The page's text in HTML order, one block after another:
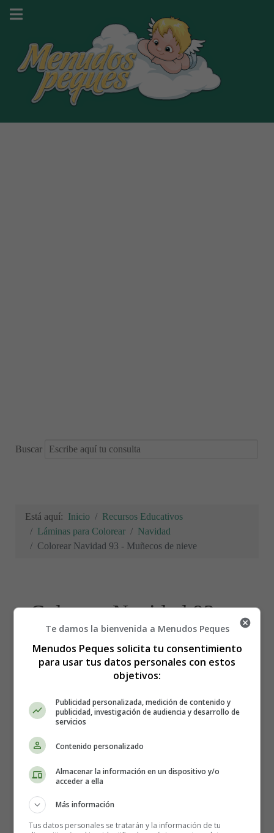
Buscar
Está aquí: Inicio
Recursos Educativos
Láminas para Colorear
Navidad
Colorear Navidad 93 - Muñecos de nieve
Colorear Navidad 93 -
Muñecos de nieve
Te damos la bienvenida a Menudos Peques
Menudos Peques solicita tu consentimiento
para usar tus datos personales con estos
objetivos:
Publicidad personalizada, medición de contenido y
publicidad, investigación de audiencia y desarrollo de
servicios
Contenido personalizado
Almacenar la información en un dispositivo y/o
acceder a ella
Más información
Tus datos personales se tratarán y la información de tu